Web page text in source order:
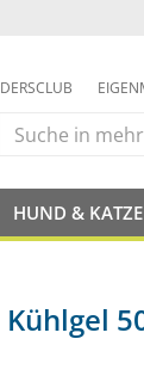
HUND & KATZE